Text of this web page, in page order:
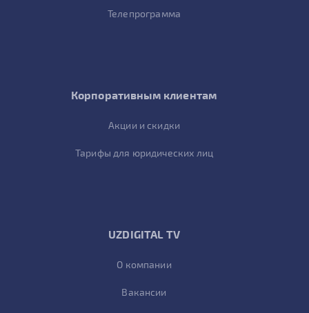
Телепрограмма
Корпоративным клиентам
Акции и скидки
Тарифы для юридических лиц
UZDIGITAL TV
О компании
Вакансии